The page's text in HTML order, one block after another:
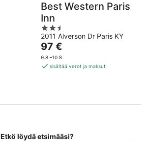
10.8.
14.8.
Best Western Paris
Inn
2.5
out
of
5
2011 Alverson Dr Paris KY
Hinta
on
97 €
97 €
9.8.–10.8.
sisältää verot ja maksut
Etkö löydä etsimääsi?